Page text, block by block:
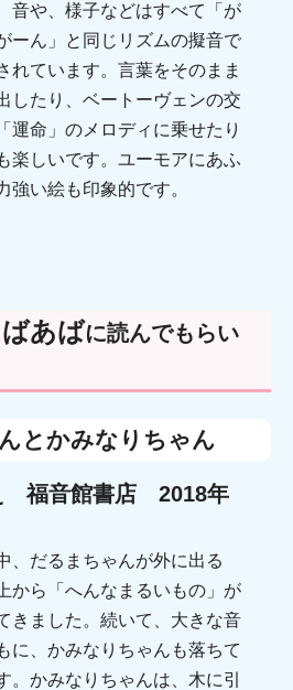
音や、様子などはすべて「が
ーん」と同じリズムの擬音で
れています。言葉をそのまま
したり、ベートーヴェンの交
運命」のメロディに乗せたり
楽しいです。ユーモアにあふ
強い絵も印象的です。
あばに読んでもらい
とかみなりちゃん
福音館書店 2018年
、だるまちゃんが外に出る
から「へんなまるいもの」が
きました。続いて、大きな音
に、かみなりちゃんも落ちて
。かみなりちゃんは、木に引